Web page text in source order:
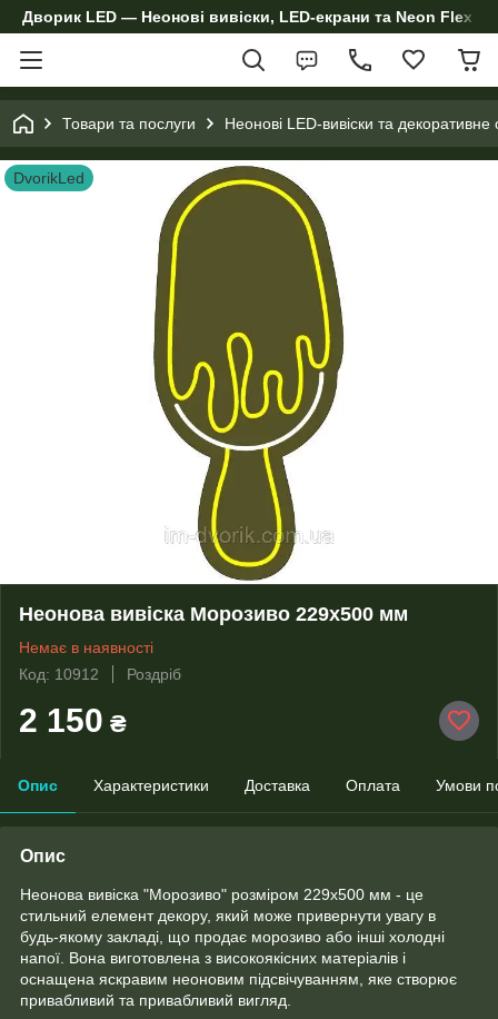
Дворик LED — Неонові вивіски, LED-екрани та Neon Flex
Товари та послуги Неонові LED-вивіски та декоративне
DvorikLed
Неонова вивіска Морозиво 229х500 мм
Немає в наявності
Код: 10912
Роздріб
2 150 ₴
Опис Характеристики Доставка Оплата Умови
Опис
Неонова вивіска "Морозиво" розміром 229х500 мм - це
стильний елемент декору, який може привернути увагу в
будь-якому закладі, що продає морозиво або інші холодні
напої. Вона виготовлена з високоякісних матеріалів і
оснащена яскравим неоновим підсвічуванням, яке створює
привабливий та привабливий вигляд.